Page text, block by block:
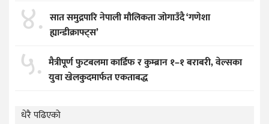
४. सात समुद्रपारि नेपाली मौलिकता जोगाउँदै ‘गणेशा
ह्यान्डीक्राफ्ट्स’
५. मैत्रीपूर्ण फुटबलमा कार्डिफ र कुम्ब्रान १–१ बराबरी, वेल्सका
युवा खेलकुदमार्फत एकताबद्ध
धेरै पढिएको